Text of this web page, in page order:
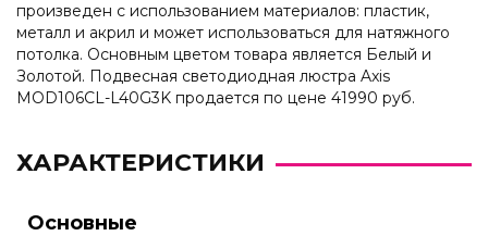
произведен с использованием материалов: пластик,
металл и акрил и может использоваться для натяжного
потолка. Основным цветом товара является Белый и
Золотой. Подвесная светодиодная люстра Axis
MOD106CL-L40G3K продается по цене 41990 руб.
ХАРАКТЕРИСТИКИ
Основные